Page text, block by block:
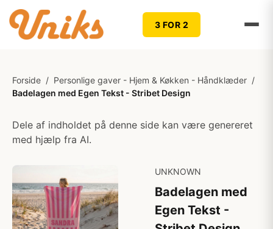
3 FOR 2
Forside / Personlige gaver - Hjem & Køkken - Håndklæder /
Badelagen med Egen Tekst - Stribet Design
Dele af indholdet på denne side kan være genereret
med hjælp fra AI.
UNKNOWN
Badelagen med
Egen Tekst -